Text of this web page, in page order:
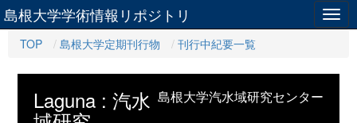
島根大学学術情報リポジトリ
TOP 島根大学定期刊行物 刊行中紀要一覧
島根大学汽水域研究センター
Laguna : 汽水